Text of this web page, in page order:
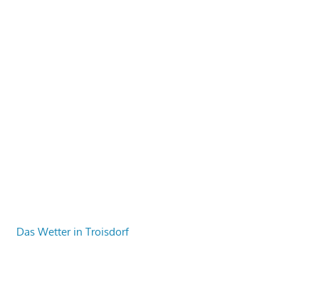
Das Wetter in Troisdorf